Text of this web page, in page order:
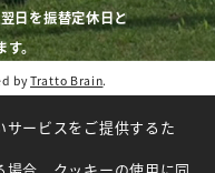
日を振替定休日と
す。
byTratto Brain.
ービスをご提供するた
合、クッキーの使用に同